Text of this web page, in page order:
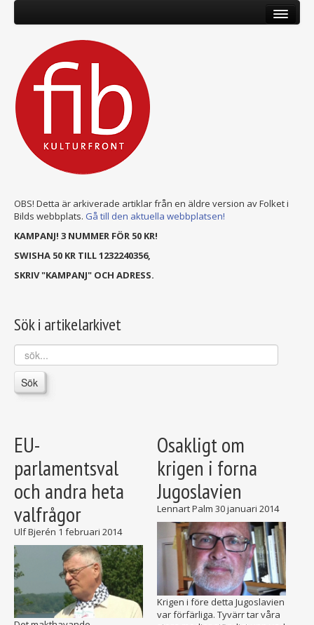
OBS! Detta är arkiverade artiklar från en äldre version av Folket i
Bilds webbplats. Gå till den aktuella webbplatsen!
KAMPANJ! 3 NUMMER FÖR 50 KR!
SWISHA 50 KR TILL 1232240356,
SKRIV "KAMPANJ" OCH ADRESS.
Sök i artikelarkivet
sök...
Sök
EU-
parlamentsval
och andra heta
valfrågor
Ulf Bjerén 1 februari 2014
Osakligt om
krigen i forna
Jugoslavien
Lennart Palm 30 januari 2014
Krigen i före detta Jugoslavien
var förfärliga. Tyvärr tar våra